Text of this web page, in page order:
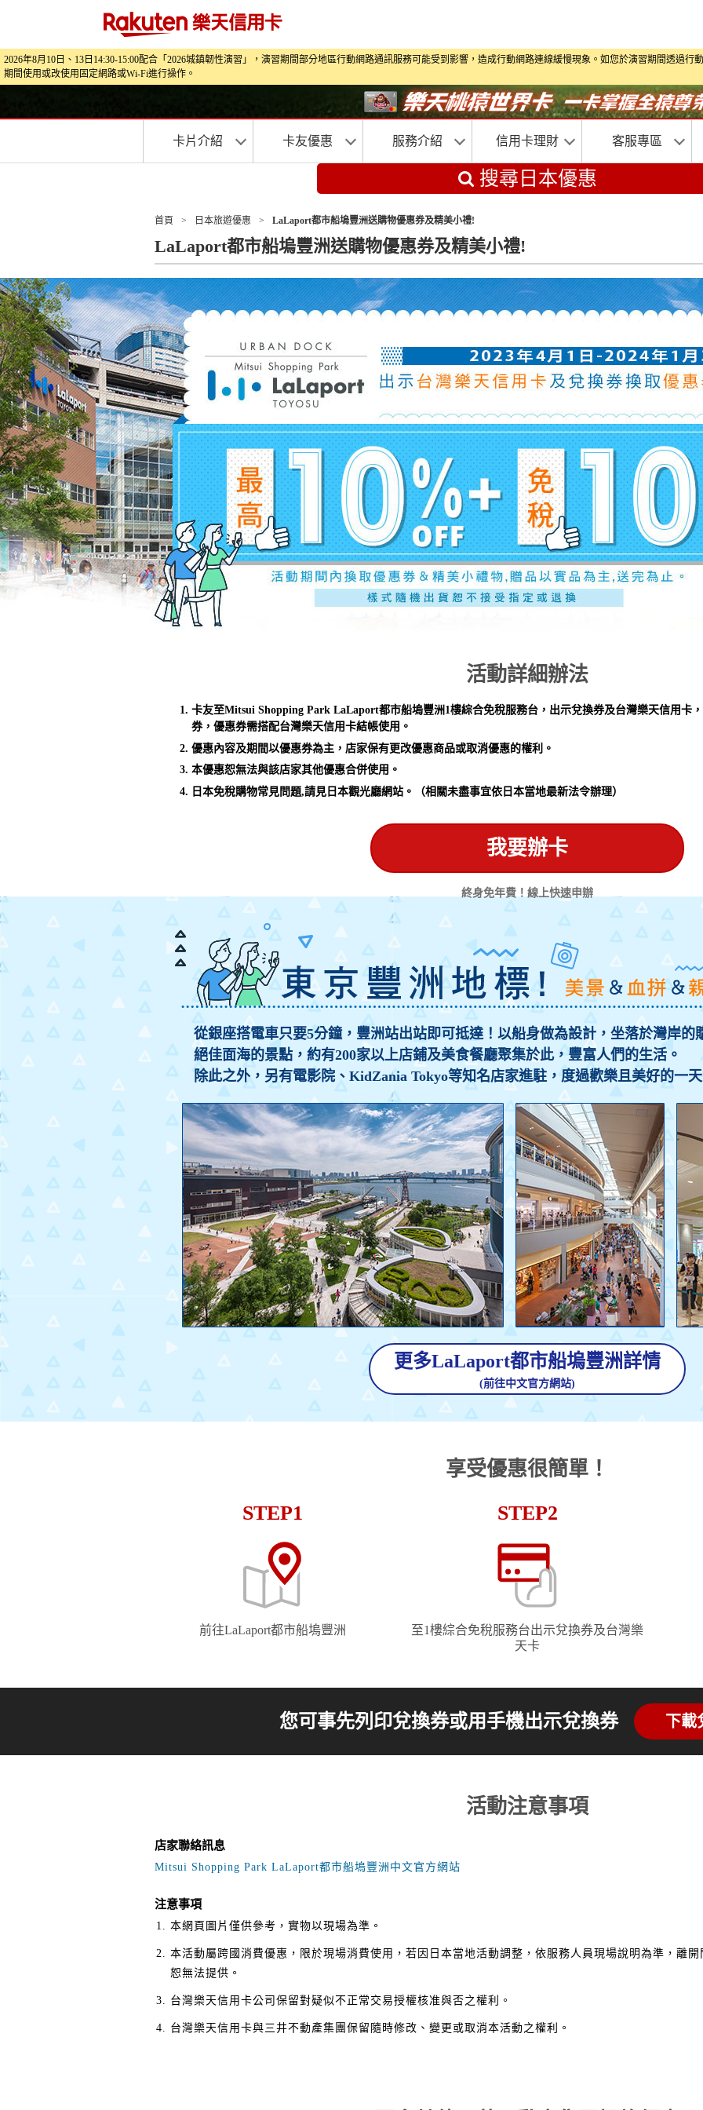
2026年8月10日、13日14:30-15:00配合「2026城鎮韌性演習」，演習期間部分地區行動網路通訊服務可能受到影響，造成行動網路連線緩慢現象。如您於演習期間透過
期間使用或改使用固定網路或Wi‑Fi進行操作。
卡片介紹 卡友優惠 服務介紹 信用卡理財 客服專區
搜尋日本優惠
首頁 > 日本旅遊優惠 > LaLaport都市船塢豐洲送購物優惠券及精美小禮!
LaLaport都市船塢豐洲送購物優惠券及精美小禮!
活動詳細辦法
卡友至Mitsui Shopping Park LaLaport都市船塢豐洲1樓綜合免稅服務台，出示兌換券及台灣樂天信用卡
券，優惠券需搭配台灣樂天信用卡結帳使用。
優惠內容及期間以優惠券為主，店家保有更改優惠商品或取消優惠的權利。
本優惠恕無法與該店家其他優惠合併使用。
日本免稅購物常見問題,請見日本觀光廳網站。（相關未盡事宜依日本當地最新法令辦理）
我要辦卡
終身免年費！線上快速申辦
從銀座搭電車只要5分鐘，豐洲站出站即可抵達！以船身做為設計，坐落於灣岸的
絕佳面海的景點，約有200家以上店鋪及美食餐廳聚集於此，豐富人們的生活。
除此之外，另有電影院、KidZania Tokyo等知名店家進駐，度過歡樂且美好的一
更多LaLaport都市船塢豐洲詳情
(前往中文官方網站)
享受優惠很簡單！
STEP1
前往LaLaport都市船塢豐洲
STEP2
至1樓綜合免稅服務台出示兌換券及台灣樂
天卡
您可事先列印兌換券或用手機出示兌換券 下載
活動注意事項
店家聯絡訊息
Mitsui Shopping Park LaLaport都市船塢豐洲中文官方網站
注意事項
本網頁圖片僅供參考，實物以現場為準。
本活動屬跨國消費優惠，限於現場消費使用，若因日本當地活動調整，依服務人員現場說明為準，離
恕無法提供。
台灣樂天信用卡公司保留對疑似不正常交易授權核准與否之權利。
台灣樂天信用卡與三井不動產集團保留隨時修改、變更或取消本活動之權利。